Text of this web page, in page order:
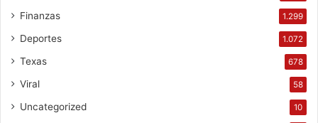
Finanzas 1.299
Deportes 1.072
Texas 678
Viral 58
Uncategorized 10